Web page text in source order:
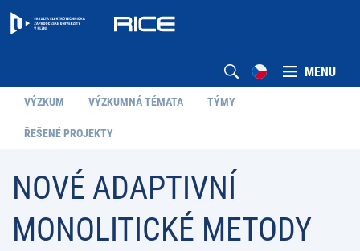
MENU
VÝZKUM VÝZKUMNÁ TÉMATA TÝMY
ŘEŠENÉ PROJEKTY
NOVÉ ADAPTIVNÍ
MONOLITICKÉ METODY